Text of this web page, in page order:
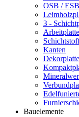
OSB /
3 -
Kanten
Bauelemente